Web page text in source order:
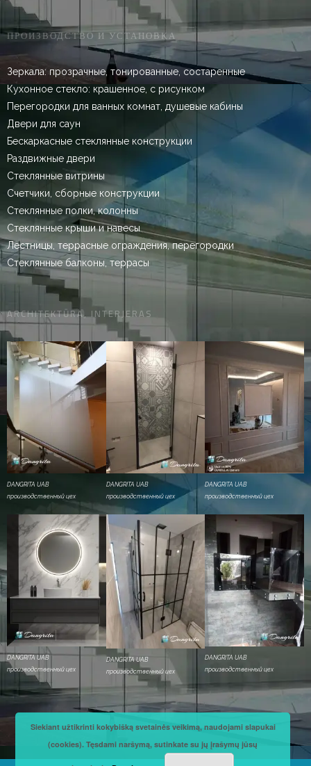
ПРОИЗВОДСТВО И УСТАНОВКА
Зеркала: прозрачные, тонированные, состаренные
Кухонное стекло: крашенное, с рисунком
Перегородки для ванных комнат, душевые кабины
Двери для саун
Бескаркасные стеклянные конструкции
Раздвижные двери
Стеклянные витрины
Счетчики, сборные конструкции
Стеклянные полки, колонны
Стеклянные крыши и навесы
Лестницы, террасные ограждения, перегородки
Стеклянные балконы, террасы
ARCHITEKTŪRA, INTERJERAS
DANGRITA UAB
производственный цех
DANGRITA UAB
производственный цех
DANGRITA UAB
производственный цех
DANGRITA UAB
производственный цех
DANGRITA UAB
производственный цех
DANGRITA UAB
производственный цех
Siekiant užtikrinti kokybišką svetainės veikimą, naudojami slapukai
(cookies). Tęsdami naršymą, sutinkate su jų įrašymų jūsų